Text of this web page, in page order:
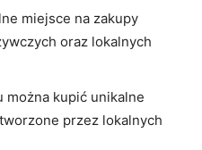
miejsce na zakupy
oraz lokalnych
można kupić unikalne
przez lokalnych